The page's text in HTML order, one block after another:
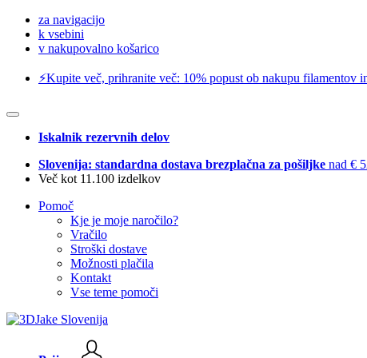
za navigacijo
k vsebini
v nakupovalno košarico
⚡️Kupite več, prihranite več: 10% popust ob nakupu filamentov
Iskalnik rezervnih delov
Slovenija: standardna dostava brezplačna za pošiljke nad €
Več kot 11.100 izdelkov
Pomoč
Kje je moje naročilo?
Vračilo
Stroški dostave
Možnosti plačila
Kontakt
Vse teme pomoči